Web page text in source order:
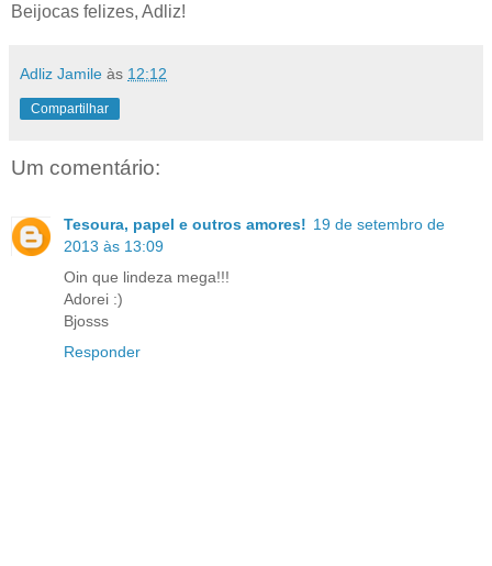
Beijocas felizes, Adliz!
Adliz Jamile às 12:12
Compartilhar
Um comentário:
Tesoura, papel e outros amores! 19 de setembro de
2013 às 13:09
Oin que lindeza mega!!!
Adorei :)
Bjosss
Responder